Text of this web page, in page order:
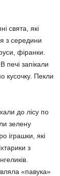
свята, які
з середини
фіранки.
печі запікали
кусочку. Пекли
до лісу по
зелену
іграшки, які
з
«павука»